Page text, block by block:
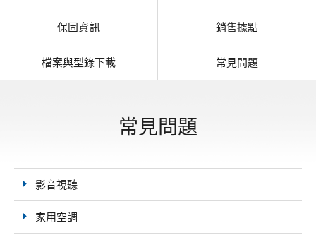
保固資訊 銷售據點
檔案與型錄下載 常見問題
常見問題
影音視聽
家用空調